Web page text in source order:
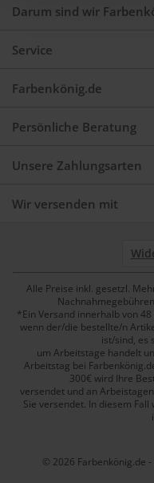
Darum sind wir
Service
Farbenkönig.de
Persönliche Beratung
Unsere Zahlungsarten
Wir versenden mit
Alle Preise inkl. gesetzl.
*Ein Versand innerhalb von
wenn der/die bestellte/n
ist/sind, es
um Arbeitstage handelt
Arbeitstag bei
300€ wird Ihre
versendet und an
Sie versendet. In diesem
© 2026 Farbenkönig.de